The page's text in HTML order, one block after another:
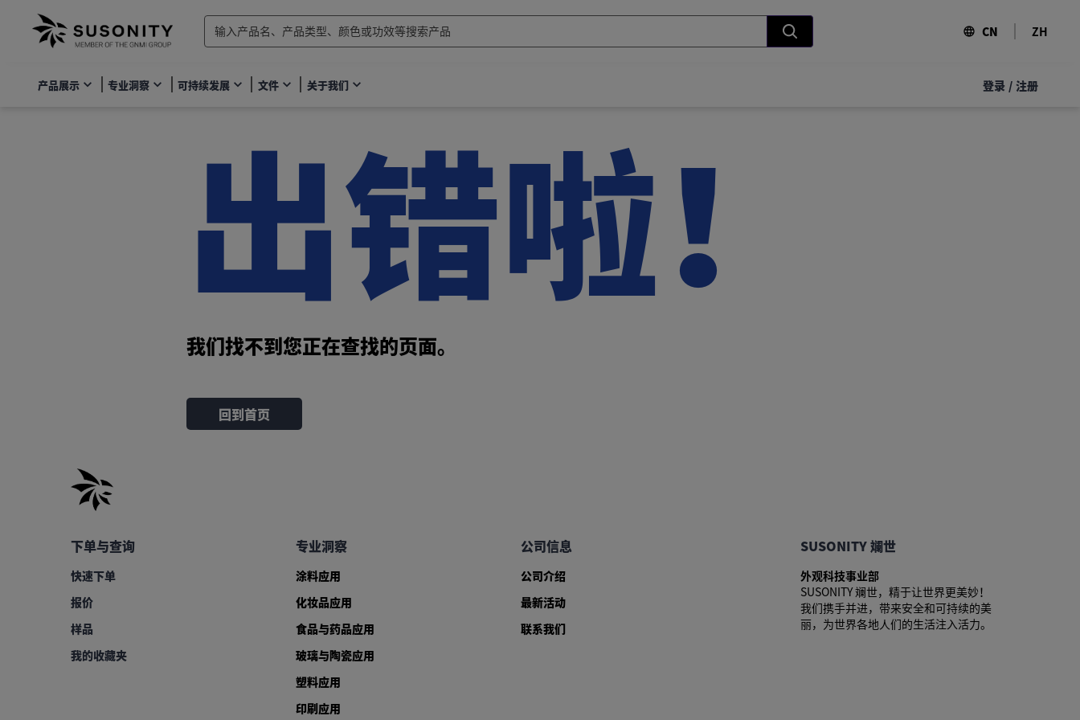
CN ZH
产品展示 专业洞察 可持续发展 文件 关于我们 登录 / 注册
出错啦！
我们找不到您正在查找的页面。
回到首页
下单与查询
快速下单
报价
样品
我的收藏夹
专业洞察
涂料应用
化妆品应用
食品与药品应用
玻璃与陶瓷应用
塑料应用
印刷应用
公司信息
公司介绍
最新活动
联系我们
SUSONITY 斓世
外观科技事业部
SUSONITY 斓世，精于让世界更美妙！
我们携手并进，带来安全和可持续的美
丽，为世界各地人们的生活注入活力。